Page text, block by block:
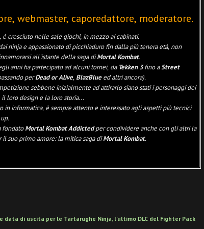
webmaster, caporedattore, moderatore.
è cresciuto nelle sale giochi, in mezzo ai cabinati.
ninja e appassionato di picchiaduro fin dalla più tenera età, non
all'istante della saga diMortal Kombat.
anni ha partecipato ad alcuni tornei, da Tekken 3fino aStreet
perDead or Alive, BlazBlueed altri ancora).
sebbene inizialmente ad attirarlo siano stati i personaggi dei
il loro design e la loro storia...
in informatica, è sempre attento e interessato agli aspetti più tecnici
fondatoMortal Kombat Addictedper condividere anche con gli altri la
il suo primo amore: la mitica saga diMortal Kombat.
data di uscita per le Tartarughe Ninja, l'ultimo DLC del Fighter Pack